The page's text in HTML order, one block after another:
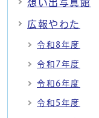
想い出写真館
広報やわた
令和8年度
令和7年度
令和6年度
令和5年度